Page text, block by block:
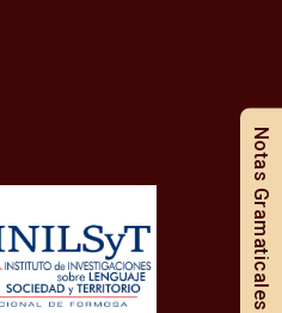
Notas Gramaticales